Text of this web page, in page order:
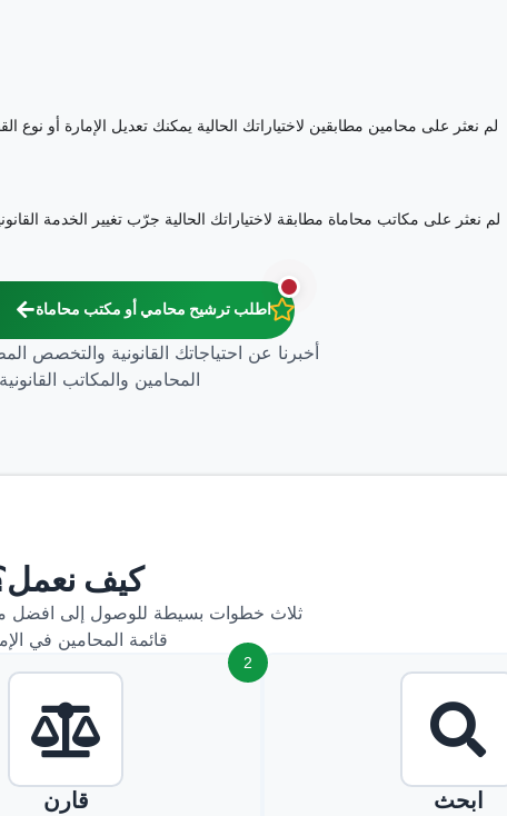
لم نعثر على محامين مطابقين لاختياراتك الحالية يمكنك تعديل الإمارة أو نوع
لم نعثر على مكاتب محاماة مطابقة لاختياراتك الحالية جرّب تغيير الخدمة
اطلب ترشيح محامي أو مكتب محاماة
أخبرنا عن احتياجاتك القانونية
المحامين والمكاتب
كيف
ثلاث خطوات بسيطة للوصول إلى افضل
قائمة المحامين في
ابحث
2
قارن